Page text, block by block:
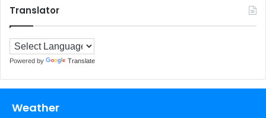
Translator
Powered by Translate
Weather